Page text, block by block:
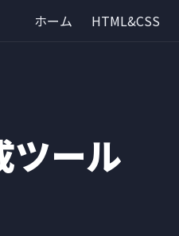
ホーム HTML&CSS
ツール